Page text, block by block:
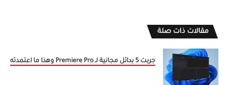
مقالات ذات صلة
جربت 5 بدائل مجانية لـ Premiere Pro وهذا ما اعتمدته